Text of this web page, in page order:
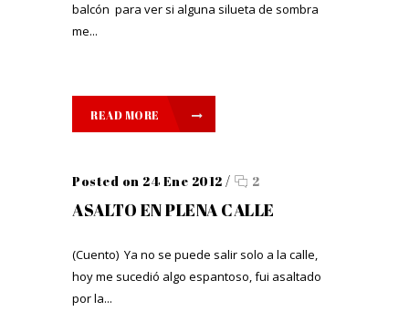
balcón para ver si alguna silueta de sombra
me...
READ MORE
Posted on 24 Ene 2012 / 2
ASALTO EN PLENA CALLE
(Cuento) Ya no se puede salir solo a la calle,
hoy me sucedió algo espantoso, fui asaltado
por la...